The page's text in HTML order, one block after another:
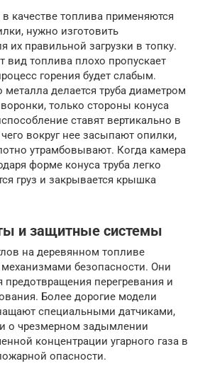
в качестве топлива применяются
нужно изготовить
их правильной загрузки в топку.
вид топлива плохо пропускает
горения будет слабым.
металла делается труба диаметром
только стороны конуса
ставят вертикально в
вокруг нее засыпают опилки,
утрамбовывают. Когда камера
форме конуса труба легко
груз и закрывается крышка
и защитные системы
на деревянном топливе
безопасности. Они
перегревания и
Более дорогие модели
специальными датчиками,
о чрезмерном задымлении
концентрации угарного газа в
опасности.